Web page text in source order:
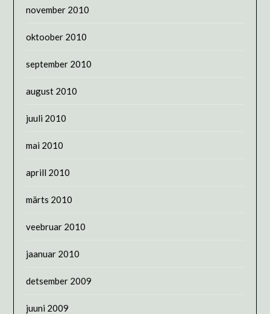
november 2010
oktoober 2010
september 2010
august 2010
juuli 2010
mai 2010
aprill 2010
märts 2010
veebruar 2010
jaanuar 2010
detsember 2009
juuni 2009